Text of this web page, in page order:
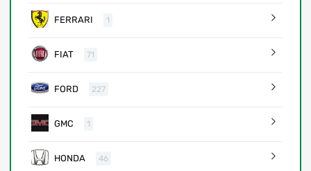
FERRARI 1
FIAT 71
FORD 227
GMC 1
HONDA 46